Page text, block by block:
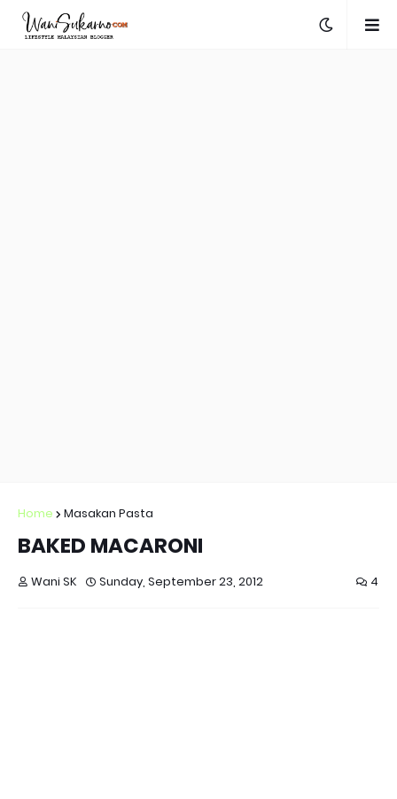
Home Masakan Pasta
BAKED MACARONI
Wani SK Sunday, September 23, 2012 4